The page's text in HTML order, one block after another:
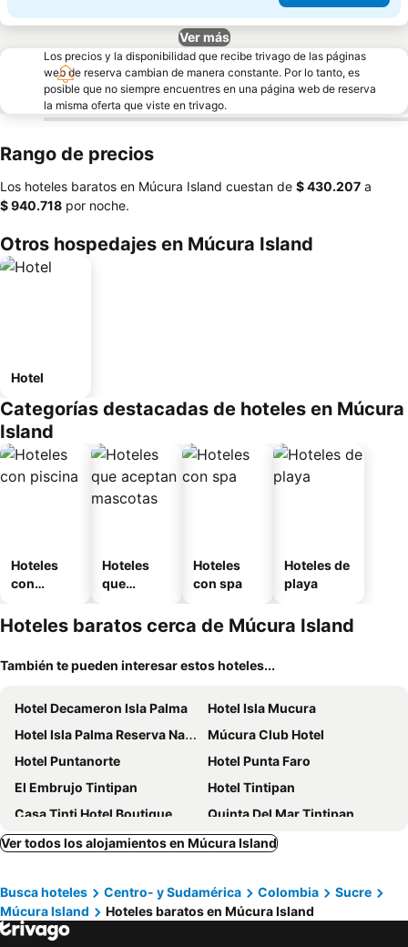
Ver más
Los precios y la disponibilidad que recibe trivago de las páginas
web de reserva cambian de manera constante. Por lo tanto, es
posible que no siempre encuentres en una página web de reserva
la misma oferta que viste en trivago.
Rango de precios
Los hoteles baratos en Múcura Island cuestan de ‎$ 430.207 a
‎$ 940.718 por noche.
Otros hospedajes en Múcura Island
Hotel
Categorías destacadas de hoteles en Múcura
Island
Hoteles
con
Hoteles
que
mascotas
Hoteles
con spa
Hoteles de
playa
Hoteles baratos cerca de Múcura Island
También te pueden interesar estos hoteles...
Hotel Decameron Isla Palma
Hotel Isla Mucura
Hotel Isla Palma Reserva Natural
Múcura Club Hotel
Hotel Puntanorte
Hotel Punta Faro
El Embrujo Tintipan
Hotel Tintipan
Casa Tinti Hotel Boutique
Quinta Del Mar Tintipan
Dahlandia
Hotel isla bonita
Ver todos los alojamientos en Múcura Island
Busca hoteles Centro- y Sudamérica Colombia
Sucre
Múcura Island
Hoteles baratos en Múcura Island